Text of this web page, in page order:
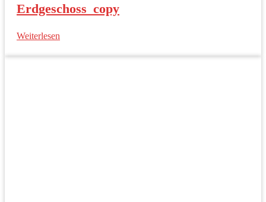
Erdgeschoss_copy
Weiterlesen